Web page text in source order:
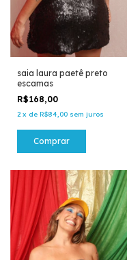
saia laura paetê preto
escamas
R$168,00
2 x de R$84,00 sem juros
Comprar